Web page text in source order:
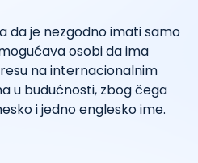
da je nezgodno imati samo
osobi da ima
na internacionalnim
u budućnosti, zbog čega
i jedno englesko ime.